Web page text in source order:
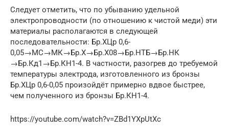
Следует отметить, что по убыванию удельной
электропроводности (по отношению к чистой меди) эти
материалы располагаются в следующей
последовательности: Бр.ХЦр 0,6-
0,05→МС→МК→Бр.Х→Бр.Х08→Бр.НТБ→Бр.НК
→Бр.Кд1→Бр.КН1-4. В частности, разогрев до требуемой
температуры электрода, изготовленного из бронзы
Бр.ХЦр 0,6-0,05 произойдёт примерно вдвое быстрее,
чем полученного из бронзы Бр.КН1-4.
https://youtube.com/watch?v=ZBd1YXpUtXc